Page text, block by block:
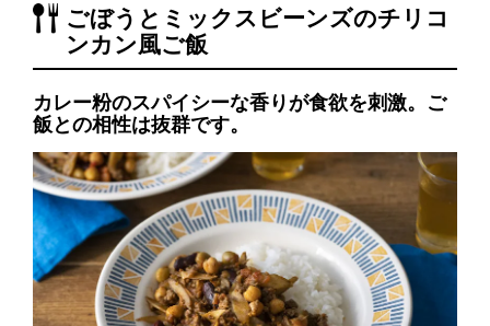
ごぼうとミックスビーンズのチリコ
ンカン風ご飯
カレー粉のスパイシーな香りが食欲を刺激。ご
飯との相性は抜群です。